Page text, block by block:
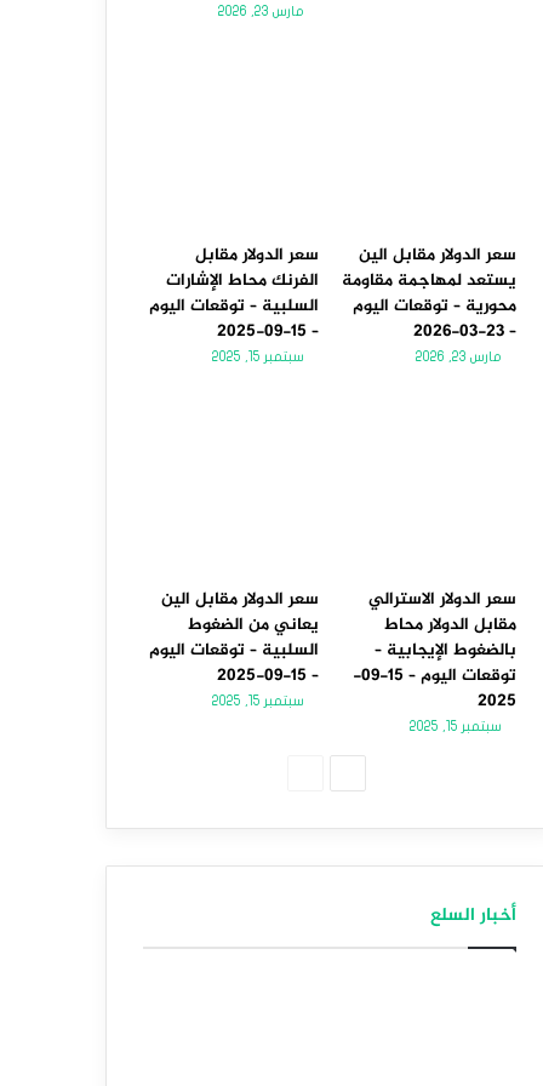
مارس 23, 2026
سعر الدولار مقابل الين
يستعد لمهاجمة مقاومة
محورية – توقعات اليوم
– 23-03-2026
مارس 23, 2026
سعر الدولار مقابل
الفرنك محاط الإشارات
السلبية – توقعات اليوم
– 15-09-2025
سبتمبر 15, 2025
سعر الدولار الاسترالي
مقابل الدولار محاط
بالضغوط الإيجابية –
توقعات اليوم – 15-09-
2025
سبتمبر 15, 2025
سعر الدولار مقابل الين
يعاني من الضغوط
السلبية – توقعات اليوم
– 15-09-2025
سبتمبر 15, 2025
أخبار السلع